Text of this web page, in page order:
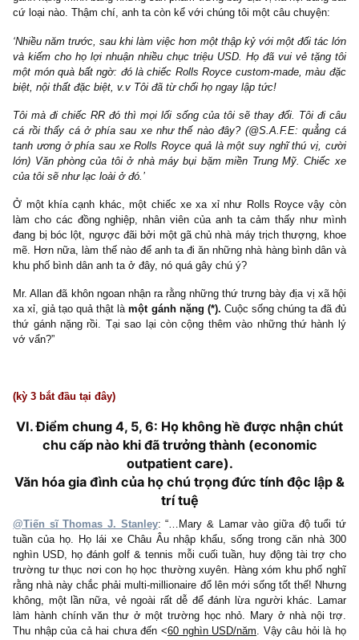
Xét về ví dụ xe sang (luxury cars), chỉ có 70 nghìn chiếc xe
ở Mỹ cùng kỳ. Mặt khác, có đến 3.5 triệu hộ gia đình
Mỹ.
Điều này nói lên gì? Nó nói lên rằng hầu hết các triệu phú đều
hề lái những chiếc xe xa xỉ đắt tiền. Thậm chí 2/3 những người
nhập khẩu từ Đức, Châu Âu ở Hoa Kỳ chúng ta đều không hề
phú (@S.A.F.E: thật thú vị!).